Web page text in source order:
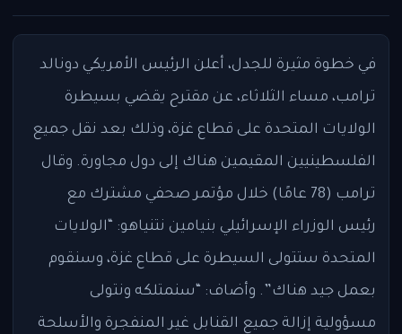
في خطوة مثيرة للجدل، أعلن الرئيس الأمريكي دونالد
ترامب، مساء الثلاثاء، عن مقترح يقضي بسيطرة
الولايات المتحدة على قطاع غزة، وذلك بعد نقل جميع
الفلسطينيين المقيمين هناك إلى دول مجاورة. وقال
ترامب (78 عامًا) خلال مؤتمر صحفي مشترك مع
رئيس الوزراء الإسرائيلي بنيامين نتنياهو: “الولايات
المتحدة ستتولى السيطرة على قطاع غزة، وسنقوم
بعمل جيد هناك”. وأضاف: “سنمتلكه ونتولى
مسؤولية إزالة جميع القنابل غير المنفجرة والأسلحة